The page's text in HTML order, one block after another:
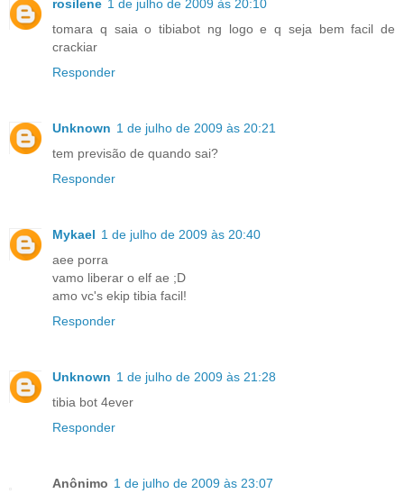
rosilene 1 de julho de 2009 às 20:10
tomara q saia o tibiabot ng logo e q seja bem facil de
crackiar
Responder
Unknown 1 de julho de 2009 às 20:21
tem previsão de quando sai?
Responder
Mykael 1 de julho de 2009 às 20:40
aee porra
vamo liberar o elf ae ;D
amo vc's ekip tibia facil!
Responder
Unknown 1 de julho de 2009 às 21:28
tibia bot 4ever
Responder
Anônimo 1 de julho de 2009 às 23:07